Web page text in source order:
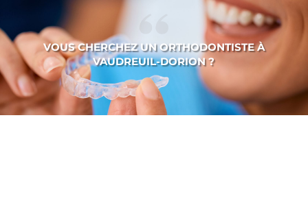
VOUS CHERCHEZ UN ORTHODONTISTE À
VAUDREUIL-DORION ?